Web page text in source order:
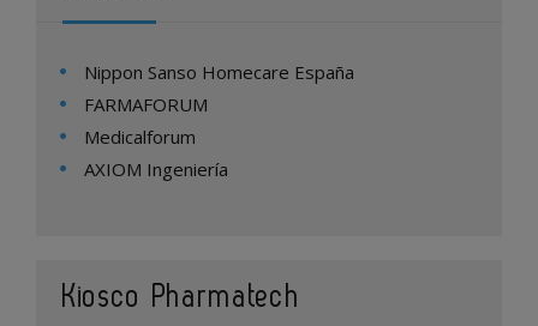
Nippon Sanso Homecare España
FARMAFORUM
Medicalforum
AXIOM Ingeniería
Kiosco Pharmatech